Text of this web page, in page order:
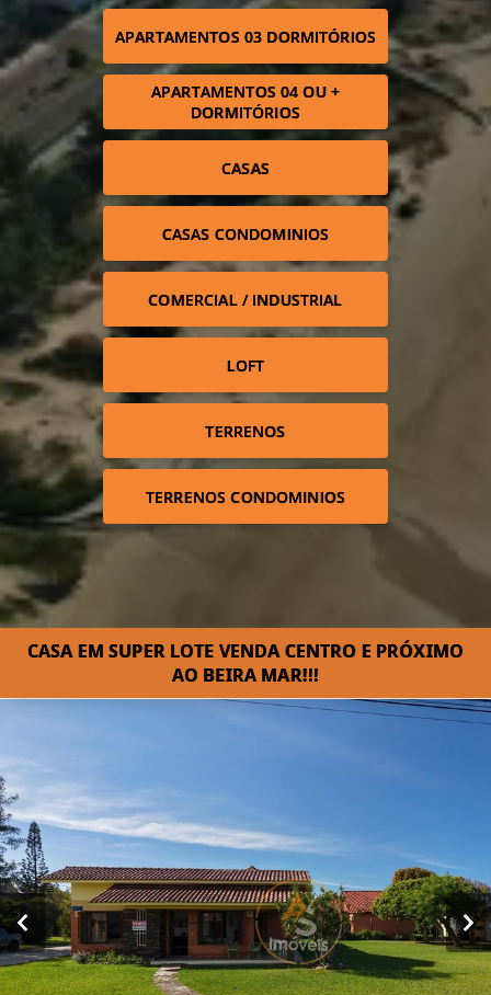
APARTAMENTOS 03 DORMITÓRIOS
APARTAMENTOS 04 OU +
DORMITÓRIOS
CASAS
CASAS CONDOMINIOS
COMERCIAL / INDUSTRIAL
LOFT
TERRENOS
TERRENOS CONDOMINIOS
CASA EM SUPER LOTE VENDA CENTRO E PRÓXIMO
AO BEIRA MAR!!!